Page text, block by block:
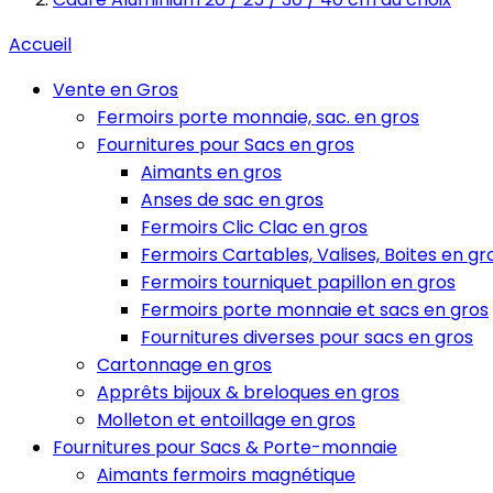
Accueil
Vente en Gros
Fermoirs porte monnaie, sac. en gros
Fournitures pour Sacs en gros
Aimants en gros
Anses de sac en gros
Fermoirs Clic Clac en gros
Fermoirs Cartables, Valises, Boites en
Fermoirs tourniquet papillon en gros
Fermoirs porte monnaie et sacs en gros
Fournitures diverses pour sacs en gros
Cartonnage en gros
Apprêts bijoux & breloques en gros
Molleton et entoillage en gros
Fournitures pour Sacs & Porte-monnaie
Aimants fermoirs magnétique